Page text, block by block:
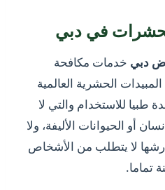
في دبي
دبي خدمات مكافحة
الحشرية العالمية
طبيا للاستخدام والتي لا
أو الحيوانات الأليفة، ولا
رشها لا يتطلب من الأشخاص
تماما.